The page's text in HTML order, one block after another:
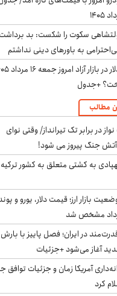
سکوت را شکست: بد برداشت
به باورهای دینی نداشتم
+جدول
مطالب
در برابر تک تیرانداز/ وقتی نوای
جنگ پیروز می شود!
به کشتی متعلق به کشور
بازار ارز؛ قیمت دلار، یورو و
در ایران؛ فصل پاییز با بارش
آغاز می‌شود +جزئیات
آمریکا زمان و جزئیات توافق
کرد